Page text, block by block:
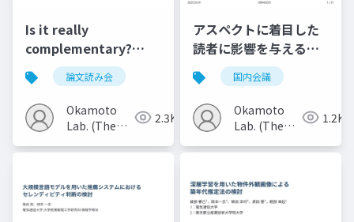
Is it really
complementary?
Revisiting behavior-
based labels for
complementary
recommendation
論文読み会
Okamoto
Lab. (The
Electro-
2.3K
アスペクトに着目した
読者に影響を与える映
画レビューの分析
国内会議
Okamoto
Lab. (The
Electro-
1.2K